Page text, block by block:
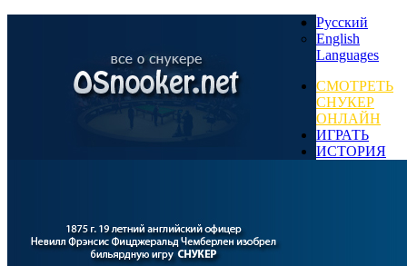
Русский
English
Languages
СМОТРЕТЬ
СНУКЕР
ОНЛАЙН
ИГРАТЬ
ИСТОРИЯ